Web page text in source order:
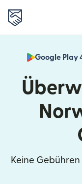
Google Play
Keine